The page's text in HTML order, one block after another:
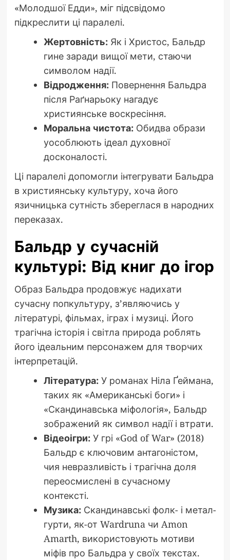
«Молодшої Едди», міг підсвідомо
підкреслити ці паралелі.
Жертовність:Як і Христос, Бальдр
гине заради вищої мети, стаючи
символом надії.
Відродження:Повернення Бальдра
після Раґнарьоку нагадує
християнське воскресіння.
Моральна чистота:Обидва образи
уособлюють ідеал духовної
досконалості.
Ці паралелі допомогли інтегрувати Бальдра
в християнську культуру, хоча його
язичницька сутність збереглася в народних
переказах.
Бальдр у сучасній
культурі: Від книг до ігор
Образ Бальдра продовжує надихати
сучасну попкультуру, з’являючись у
літературі, фільмах, іграх і музиці. Його
трагічна історія і світла природа роблять
його ідеальним персонажем для творчих
інтерпретацій.
Література:У романах Ніла Ґеймана,
таких як «Американські боги» і
«Скандинавська міфологія», Бальдр
зображений як символ надії і втрати.
Відеоігри:У грі «God of War» (2018)
Бальдр є ключовим антагоністом,
чия невразливість і трагічна доля
переосмислені в сучасному
контексті.
Музика:Скандинавські фолк- і метал-
гурти, як-от Wardruna чи Amon
Amarth, використовують мотиви
міфів про Бальдра у своїх текстах.